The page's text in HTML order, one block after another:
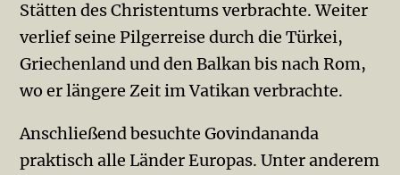
Stätten des Christentums verbrachte. Weiter
verlief seine Pilgerreise durch die Türkei,
Griechenland und den Balkan bis nach Rom,
wo er längere Zeit im Vatikan verbrachte.
Anschließend besuchte Govindananda
praktisch alle Länder Europas. Unter anderem